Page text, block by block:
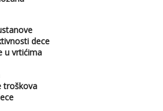
dece
u vrtićima
troškova